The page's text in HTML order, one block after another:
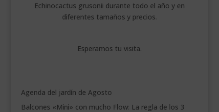
Echinocactus grusonii durante todo el año y en
diferentes tamaños y precios.
Esperamos tu visita.
Agenda del jardín de Agosto
Balcones «Mini» con mucho Flow: La regla de los 3